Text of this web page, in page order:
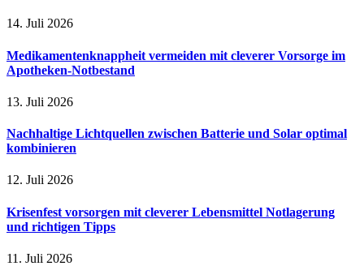
14. Juli 2026
Medikamentenknappheit vermeiden mit cleverer Vorsorge im
Apotheken-Notbestand
13. Juli 2026
Nachhaltige Lichtquellen zwischen Batterie und Solar optimal
kombinieren
12. Juli 2026
Krisenfest vorsorgen mit cleverer Lebensmittel Notlagerung
und richtigen Tipps
11. Juli 2026